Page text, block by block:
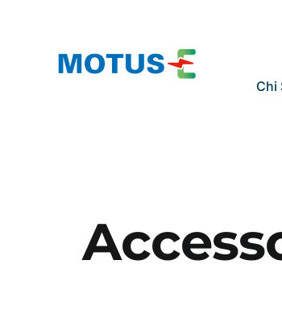
contenuto
Chi